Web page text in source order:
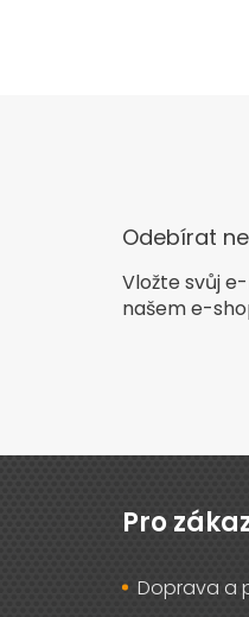
Odebírat
Vložte svůj
našem e-
Pro
Doprava a